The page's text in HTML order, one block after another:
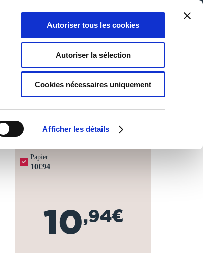
Afficher les détails
Autoriser tous les cookies
Autoriser la sélection
Cookies nécessaires uniquement
0
Panier
0
Ma liste
Connexion
⏱️
Papier
10€94
10,94€